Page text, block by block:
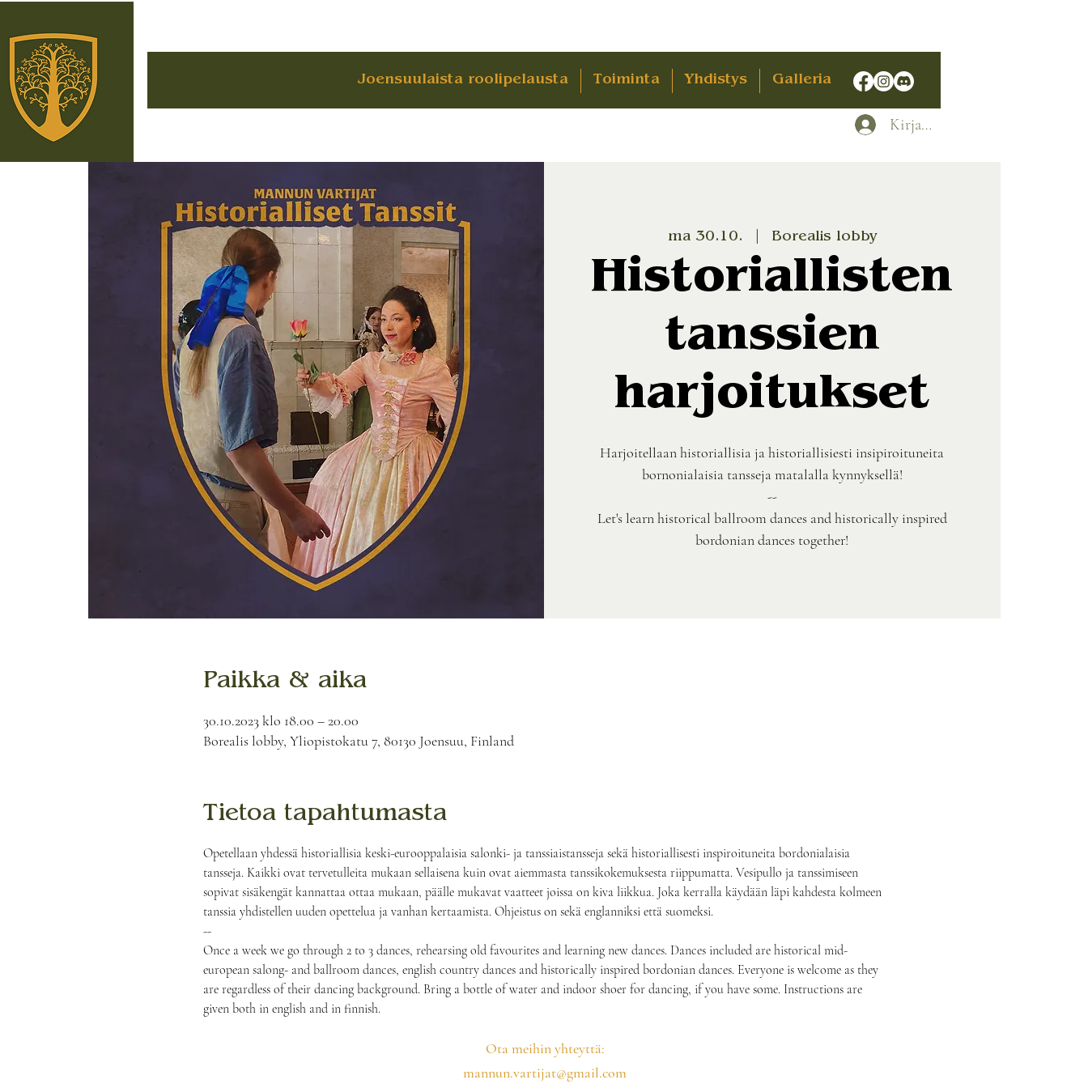
Joensuulaista roolipelausta Toiminta Yhdistys Galleria
Kirjaudu
ma 30.10. Borealis lobby
Historiallisten
tanssien
harjoitukset
Harjoitellaan historiallisia ja historiallisiesti insipiroituneita
bornonialaisia tansseja matalalla kynnyksellä!
--
Let's learn historical ballroom dances and historically inspired
bordonian dances together!
Paikka & aika
30.10.2023 klo 18.00 – 20.00
Borealis lobby, Yliopistokatu 7, 80130 Joensuu, Finland
Tietoa tapahtumasta
Opetellaan yhdessä historiallisia keski-eurooppalaisia salonki- ja tanssiaistansseja sekä historiallisesti inspiroituneita bordonialaisia
tansseja. Kaikki ovat tervetulleita mukaan sellaisena kuin ovat aiemmasta tanssikokemuksesta riippumatta. Vesipullo ja tanssimiseen
sopivat sisäkengät kannattaa ottaa mukaan, päälle mukavat vaatteet joissa on kiva liikkua. Joka kerralla käydään läpi kahdesta kolmeen
tanssia yhdistellen uuden opettelua ja vanhan kertaamista. Ohjeistus on sekä englanniksi että suomeksi.
--
Once a week we go through 2 to 3 dances, rehearsing old favourites and learning new dances. Dances included are historical mid-
european salong- and ballroom dances, english country dances and historically inspired bordonian dances. Everyone is welcome as they
are regardless of their dancing background. Bring a bottle of water and indoor shoer for dancing, if you have some. Instructions are
given both in english and in finnish.
Ota meihin yhteyttä:
mannun.vartijat@gmail.com